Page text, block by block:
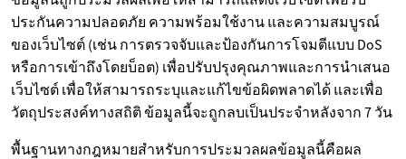
ประกันความปลอดภัย ความพร้อมใช้งาน และความสมบูรณ์
ของเว็บไซต์ (เช่น การตรวจจับและป้องกันการโจมตีแบบ DoS
หรือการเข้าถึงโดยบ็อต) เพื่อปรับปรุงคุณภาพและการนำเสนอ
เว็บไซต์ เพื่อให้สามารถระบุและแก้ไขข้อผิดพลาดได้ และเพื่อ
วัตถุประสงค์ทางสถิติ ข้อมูลนี้จะถูกลบเป็นประจำหลังจาก 7 วัน
พื้นฐานทางกฎหมายสำหรับการประมวลผลข้อมูลนี้คือผล